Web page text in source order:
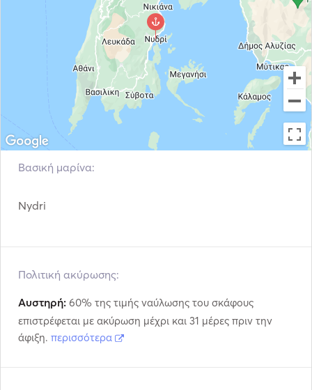
Βασική μαρίνα:
Nydri
Πολιτική ακύρωσης:
Αυστηρή: 60% της τιμής ναύλωσης του σκάφους
επιστρέφεται με ακύρωση μέχρι και 31 μέρες πριν την
άφιξη. περισσότερα